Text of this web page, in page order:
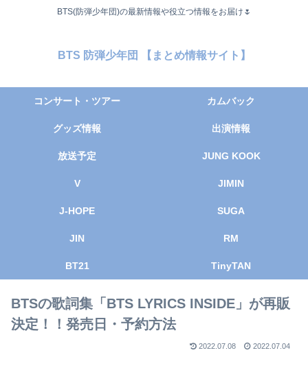
BTS(防弾少年団)の最新情報や役立つ情報をお届け🌷
BTS 防弾少年団 【まとめ情報サイト】
コンサート・ツアー カムバック
グッズ情報 出演情報
放送予定 JUNG KOOK
V JIMIN
J-HOPE SUGA
JIN RM
BT21 TinyTAN
BTSの歌詞集「BTS LYRICS INSIDE」が再販
決定！！発売日・予約方法
2022.07.08 2022.07.04